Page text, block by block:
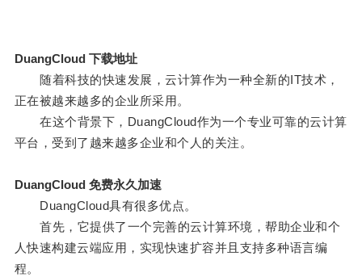
DuangCloud 下载地址
随着科技的快速发展，云计算作为一种全新的IT技术，
正在被越来越多的企业所采用。
在这个背景下，DuangCloud作为一个专业可靠的云计算
平台，受到了越来越多企业和个人的关注。
DuangCloud 免费永久加速
DuangCloud具有很多优点。
首先，它提供了一个完善的云计算环境，帮助企业和个
人快速构建云端应用，实现快速扩容并且支持多种语言编
程。